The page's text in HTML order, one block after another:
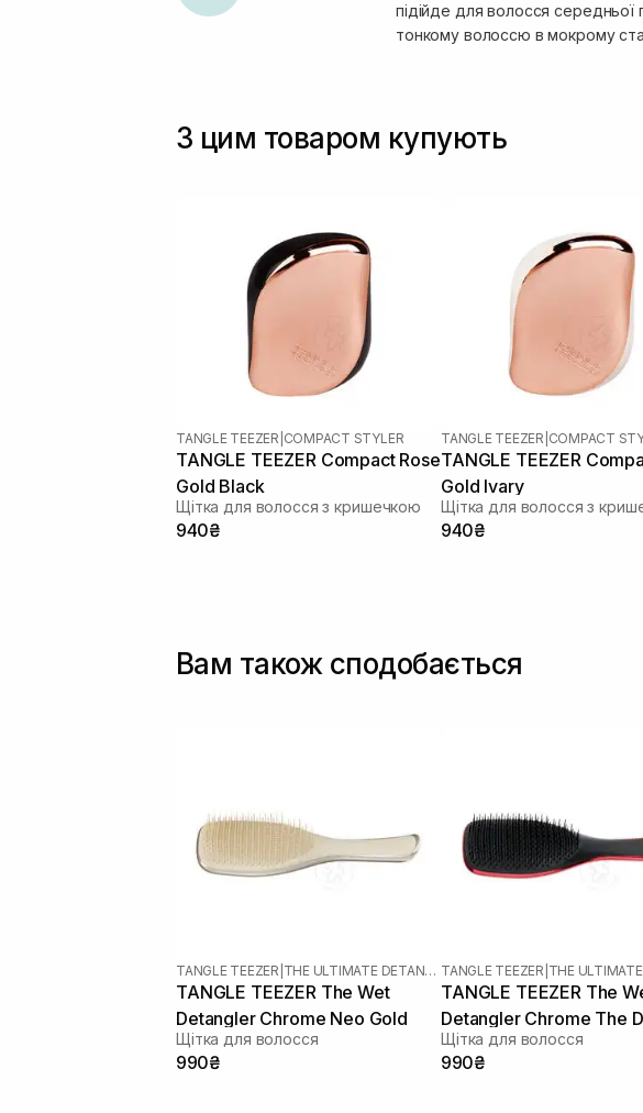
підійде для волосся
тонкому волоссю в мокрому
З цим товаром купують
TANGLE TEEZER COMPACT STYLER
TANGLE TEEZER Compact Rose
Gold Black
Щітка для волосся з кришечкою
940₴
TANGLE TEEZER COMPACT
TANGLE TEEZER Compact Rose
Gold Ivary
Щітка для волосся з
940₴
Вам також сподобається
TANGLE TEEZER THE ULTIMATE DETANGLER
TANGLE TEEZER The Wet
Detangler Chrome Neo Gold
Щітка для волосся
990₴
TANGLE TEEZER
TANGLE TEEZER The
Detangler Chrome The
Wears Prada
Щітка для волосся
990₴